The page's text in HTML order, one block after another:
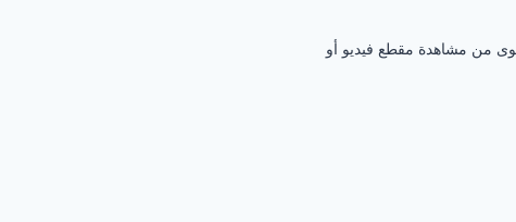
من مشاهدة مقطع فيديو أو